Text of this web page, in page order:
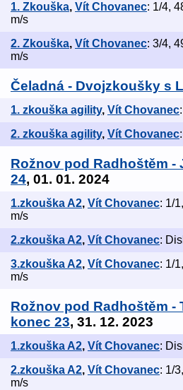
1. Zkouška, Vít Chovanec: 1/4,
m/s
2. Zkouška, Vít Chovanec: 3/4,
m/s
Čeladná - Dvojzkoušky s
1. zkouška agility, Vít Chovanec
2. zkouška agility, Vít Chovanec
Rožnov pod Radhoštěm -
24, 01. 01. 2024
1.zkouška A2, Vít Chovanec: 1/
m/s
2.zkouška A2, Vít Chovanec:
3.zkouška A2, Vít Chovanec: 1/
m/s
Rožnov pod Radhoštěm -
konec 23, 31. 12. 2023
1.zkouška A2, Vít Chovanec:
2.zkouška A2, Vít Chovanec: 1/
m/s